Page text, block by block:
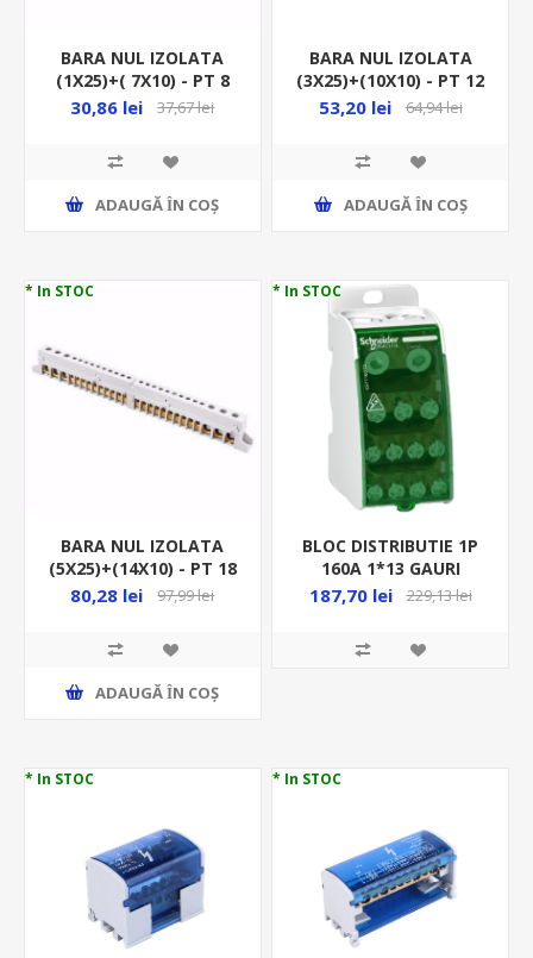
BARA NUL IZOLATA
(1X25)+( 7X10) - PT 8
MOD GW 40401
30,86 lei 37,67 lei
ADAUGĂ ȊN COŞ
BARA NUL IZOLATA
(3X25)+(10X10) - PT 12
MOD GW 40402
53,20 lei 64,94 lei
ADAUGĂ ȊN COŞ
* In STOC
BARA NUL IZOLATA
(5X25)+(14X10) - PT 18
MOD GW 40404
80,28 lei 97,99 lei
ADAUGĂ ȊN COŞ
* In STOC
BLOC DISTRIBUTIE 1P
160A 1*13 GAURI
(2*12+3*7.5+8*5.8)MM
187,70 lei 229,13 lei
* In STOC * In STOC